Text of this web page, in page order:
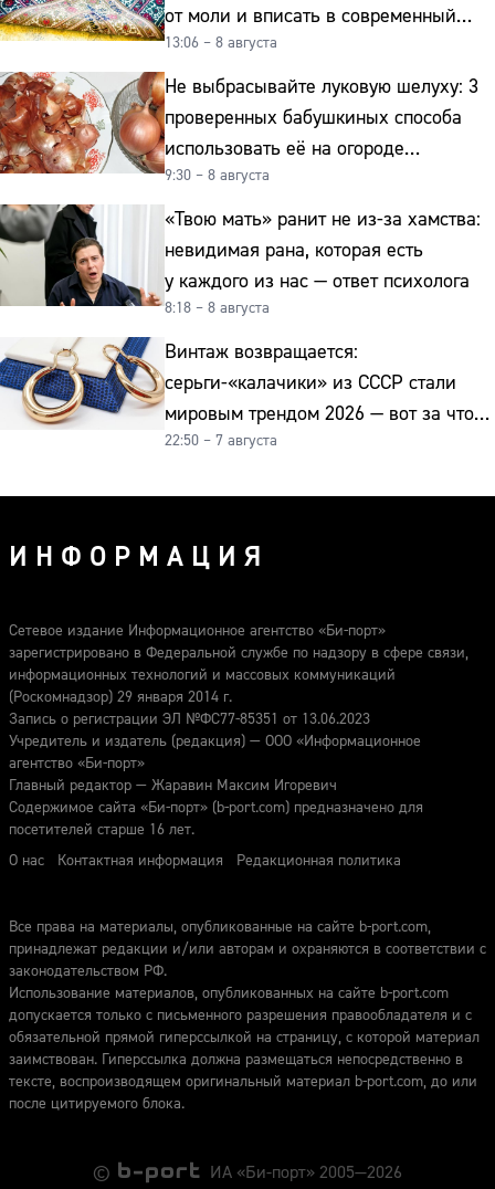
от моли и вписать в современный
интерьер
13:06 – 8 августа
Не выбрасывайте луковую шелуху: 3
проверенных бабушкиных способа
использовать её на огороде
и для здоровья этой зимой
9:30 – 8 августа
«Твою мать» ранит не из-за хамства:
невидимая рана, которая есть
у каждого из нас — ответ психолога
8:18 – 8 августа
Винтаж возвращается:
серьги-«калачики» из СССР стали
мировым трендом 2026 — вот за что
их ценят ювелиры
22:50 – 7 августа
ИНФОРМАЦИЯ
Сетевое издание Информационное агентство «Би-порт»
зарегистрировано в Федеральной службе по надзору в сфере связи,
информационных технологий и массовых коммуникаций
(Роскомнадзор) 29 января 2014 г.
Запись о регистрации ЭЛ №ФС77-85351 от 13.06.2023
Учредитель и издатель (редакция) — ООО «Информационное
агентство «Би-порт»
Главный редактор — Жаравин Максим Игоревич
Содержимое сайта «Би-порт» (b-port.com) предназначено для
посетителей старше 16 лет.
О нас
Контактная информация Редакционная политика
Все права на материалы, опубликованные на сайте b-port.com,
принадлежат редакции и/или авторам и охраняются в соответствии с
законодательством РФ.
Использование материалов, опубликованных на сайте b-port.com
допускается только с письменного разрешения правообладателя и с
обязательной прямой гиперссылкой на страницу, с которой материал
заимствован. Гиперссылка должна размещаться непосредственно в
тексте, воспроизводящем оригинальный материал b-port.com, до или
после цитируемого блока.
© ИА «Би-порт» 2005—2026